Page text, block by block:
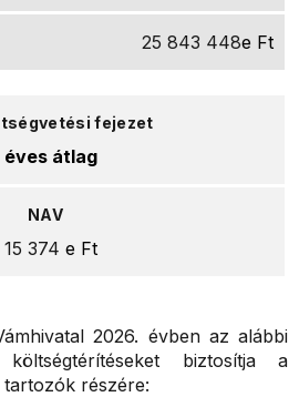
25 843 448e Ft
éves átlag
15 374 e Ft
2026. évben az alábbi
biztosítja a
részére: